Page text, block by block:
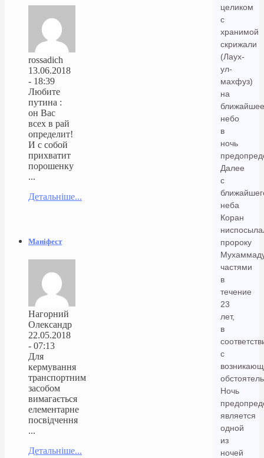
целиком
с
хранимой
скрижали
(Лаух-
ул-
махфуз)
на
ближайшее
небо
в
ночь
Далее
с
неба
Коран
пророку
частями
в
течение
23
лет,
в
с
Ночь
является
одной
из
ночей
rossadich
13.06.2018
- 18:39
Любите
путина :
он Вас
всех в рай
определит!
И с собой
прихватит
порошенку
...
Детальніше...
Маніфест
Нагорний
Олександр
22.05.2018
- 07:13
Для
кермування
транспортним
засобом
вимагається
елементарне
посвідчення
...
Детальніше...